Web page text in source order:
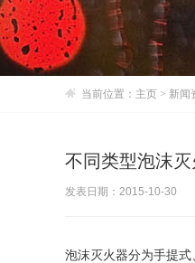
当前位置： 主页 > 新闻
不同类型泡沫
发表日期：2015-10-30
泡沫灭火器分为手提